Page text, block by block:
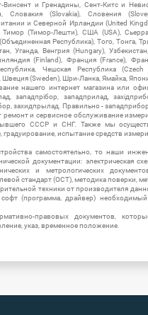
Винсент и Гренадины, Сент-Китс и
Словакия (Slovakia), Словения
и Северной Ирландии (United
(Тимор-Лешти), США (USA),
Республика), Того, Тонга,
Уганда, Венгрия (Hungary),
(Finland), Франция (France),
Чешская Республика
(Sweden), Шри-Ланка, Ямайка,
нашего интернет магазина или
западпрібор, западприлад,
захидпрылад. Правильно - западприбор.
ремонт и сервисное обслуживание
СССР и СНГ. Также мы
испытание средств
самостоятельно, то наши
документации: электрическая
и метрологических
стандарт (ОСТ), методика поверки,
техники от производителя
(программа, драйвер)
правовых документов,
указ, временное положение.